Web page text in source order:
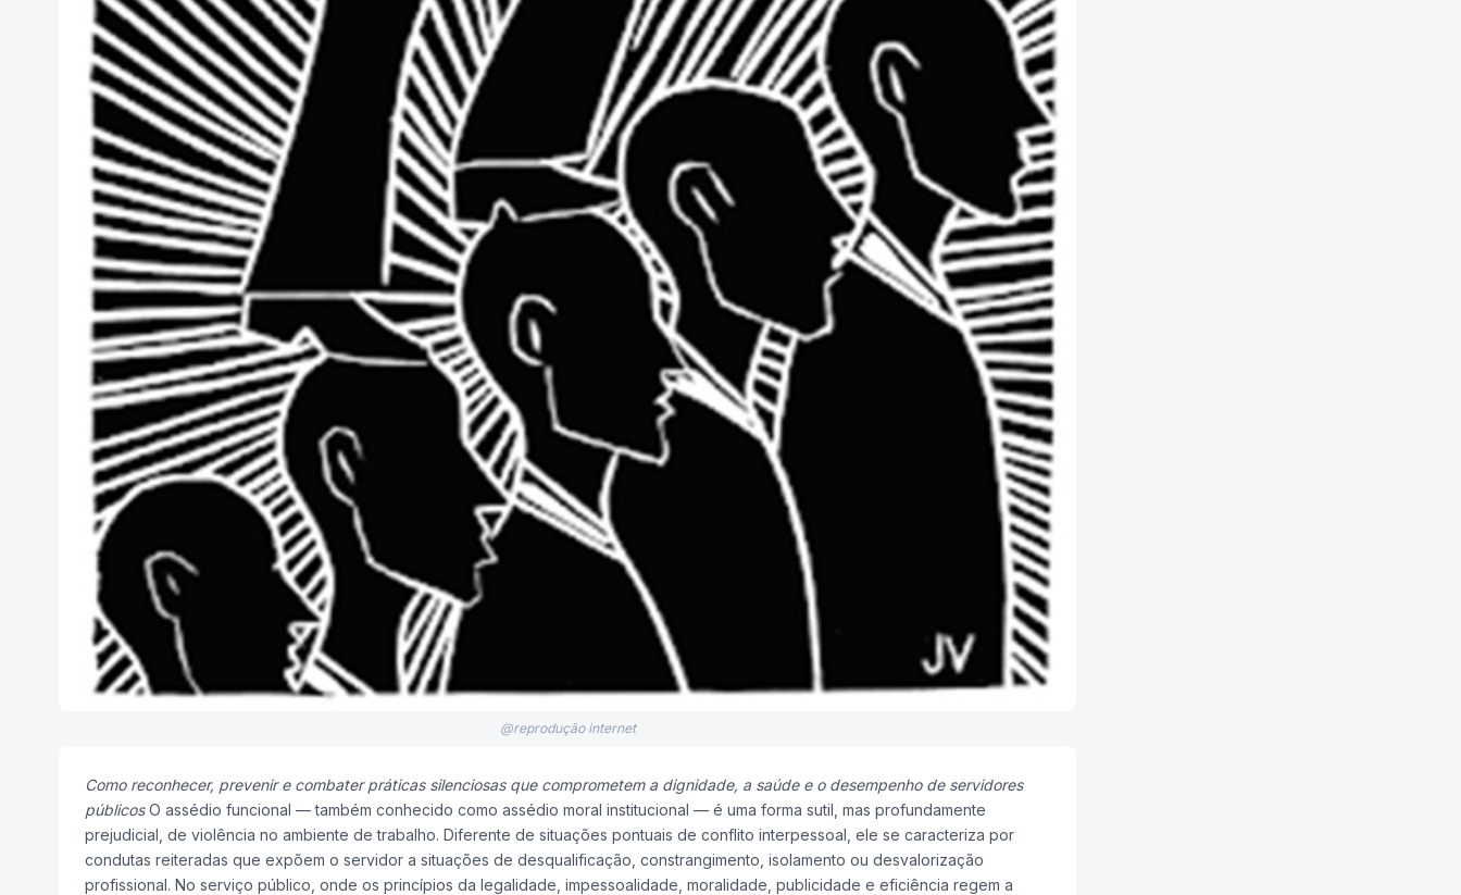
@reprodução internet
Como reconhecer, prevenir e combater práticas silenciosas que comprometem a dignidade, a saúde e o desempenho de servidores
públicosO assédio funcional — também conhecido como assédio moral institucional — é uma forma sutil, mas profundamente
prejudicial, de violência no ambiente de trabalho. Diferente de situações pontuais de conflito interpessoal, ele se caracteriza por
condutas reiteradas que expõem o servidor a situações de desqualificação, constrangimento, isolamento ou desvalorização
profissional. No serviço público, onde os princípios da legalidade, impessoalidade, moralidade, publicidade e eficiência regem a